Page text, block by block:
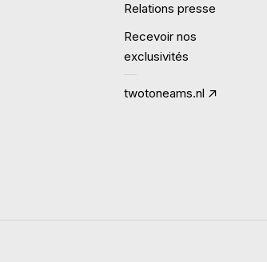
Relations presse
Recevoir nos
exclusivités
twotoneams.nl